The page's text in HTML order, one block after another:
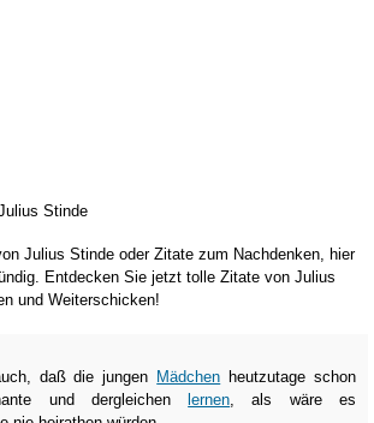
Stinde
Julius Stinde oder Zitate zum Nachdenken, hier
Entdecken Sie jetzt tolle Zitate von Julius
und Weiterschicken!
daß die jungen Mädchen heutzutage schon
und dergleichen
lernen , als wäre es